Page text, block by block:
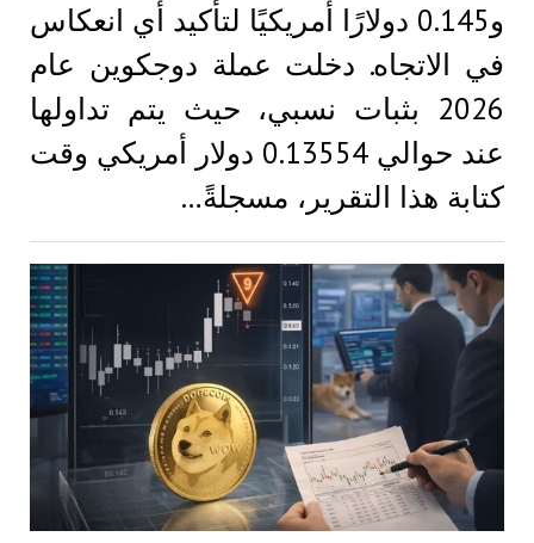
و0.145 دولارًا أمريكيًا لتأكيد أي انعكاس
في الاتجاه. دخلت عملة دوجكوين عام
2026 بثبات نسبي، حيث يتم تداولها
عند حوالي 0.13554 دولار أمريكي وقت
كتابة هذا التقرير، مسجلةً…